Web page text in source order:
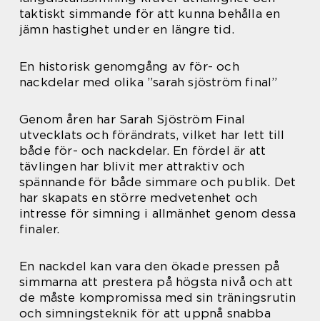
taktiskt simmande för att kunna behålla en
jämn hastighet under en längre tid.
En historisk genomgång av för- och
nackdelar med olika ”sarah sjöström final”
Genom åren har Sarah Sjöström Final
utvecklats och förändrats, vilket har lett till
både för- och nackdelar. En fördel är att
tävlingen har blivit mer attraktiv och
spännande för både simmare och publik. Det
har skapats en större medvetenhet och
intresse för simning i allmänhet genom dessa
finaler.
En nackdel kan vara den ökade pressen på
simmarna att prestera på högsta nivå och att
de måste kompromissa med sin träningsrutin
och simningsteknik för att uppnå snabba